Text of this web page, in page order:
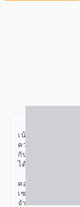
คอร์สคณิตศา
เน้นในส่วนของกา
ความรู้ด้านเนื้อหา
กัน ซึ่งจะแบ่งออก
ได้แก่ พีชคณิต กร
คอร์สคณิตศาสตร์
เซต / ตรรกศาสต
จำนวนจริง / ควา